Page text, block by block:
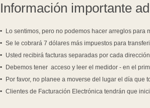
Información importante
Lo sentimos, pero no podemos hacer arreglos para
Se le cobrará 7 dólares más impuestos para
Usted recibirá facturas separadas por cada
Debemos tener acceso y leer el medidor - en el
Por favor, no planee a moverse del lugar el día
Clientes de Facturación Electrónica tendrán que